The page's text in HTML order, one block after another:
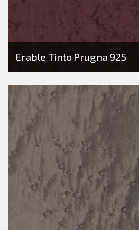
Erable Tinto Prugna 925